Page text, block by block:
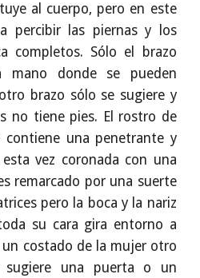
al cuerpo, pero en este
percibir las piernas y los
completos. Sólo el brazo
mano donde se pueden
brazo sólo se sugiere y
no tiene pies. El rostro de
contiene una penetrante y
vez coronada con una
remarcado por una suerte
pero la boca y la nariz
su cara gira entorno a
un costado de la mujer otro
sugiere una puerta o un